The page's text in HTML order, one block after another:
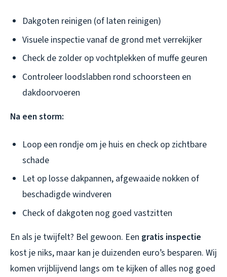
Dakgoten reinigen (of laten reinigen)
Visuele inspectie vanaf de grond met verrekijker
Check de zolder op vochtplekken of muffe geuren
Controleer loodslabben rond schoorsteen en
dakdoorvoeren
Na een storm:
Loop een rondje om je huis en check op zichtbare
schade
Let op losse dakpannen, afgewaaide nokken of
beschadigde windveren
Check of dakgoten nog goed vastzitten
En als je twijfelt? Bel gewoon. Een gratis inspectie
kost je niks, maar kan je duizenden euro’s besparen. Wij
komen vrijblijvend langs om te kijken of alles nog goed